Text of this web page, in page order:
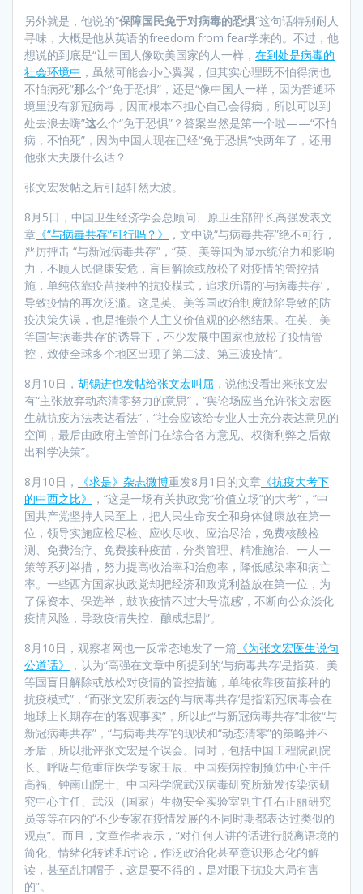
另外就是，他说的“保障国民免于对病毒的恐惧”这句话特别耐人
寻味，大概是他从英语的freedom from fear学来的。不过，他
想说的到底是“让中国人像欧美国家的人一样， 在到处是病毒的
社会环境中 ，虽然可能会小心翼翼，但其实心理既不怕得病也
不怕病死”那么个“免于恐惧”，还是“像中国人一样，因为普通环
境里没有新冠病毒，因而根本不担心自己会得病，所以可以到
处去浪去嗨”这么个“免于恐惧”？答案当然是第一个啦——“不怕
病，不怕死”，因为中国人现在已经“免于恐惧”快两年了，还用
他张大夫废什么话？
张文宏发帖之后引起轩然大波。
8月5日，中国卫生经济学会总顾问、原卫生部部长高强发表文
章 《“与病毒共存”可行吗？》
，文中说“与病毒共存”绝不可行，
严厉抨击 “与新冠病毒共存”，“英、美等国为显示统治力和影响
力，不顾人民健康安危，盲目解除或放松了对疫情的管控措
施，单纯依靠疫苗接种的抗疫模式，追求所谓的‘与病毒共存’，
导致疫情的再次泛滥。这是英、美等国政治制度缺陷导致的防
疫决策失误，也是推崇个人主义价值观的必然结果。在英、美
等国‘与病毒共存’的诱导下，不少发展中国家也放松了疫情管
控，致使全球多个地区出现了第二波、第三波疫情”。
8月10日， 胡锡进也发帖给张文宏叫屈 ，说他没看出来张文宏
有“主张放弃动态清零努力的意思”，“舆论场应当允许张文宏医
生就抗疫方法表达看法”，“社会应该给专业人士充分表达意见的
空间，最后由政府主管部门在综合各方意见、权衡利弊之后做
出科学决策”。
8月10日，
《求是》杂志微博重发8月1日的文章 《抗疫大考下
的中西之比》
，“这是一场有关执政党“价值立场”的大考“，”中
国共产党坚持人民至上，把人民生命安全和身体健康放在第一
位，领导实施应检尽检、应收尽收、应治尽治，免费核酸检
测、免费治疗、免费接种疫苗，分类管理、精准施治、一人一
策等系列举措，努力提高收治率和治愈率，降低感染率和病亡
率。一些西方国家执政党却把经济和政党利益放在第一位，为
了保资本、保选举，鼓吹疫情不过’大号流感’，不断向公众淡化
疫情风险，导致疫情失控、酿成悲剧”。
8月10日，观察者网也一反常态地发了一篇 《为张文宏医生说句
公道话》
，认为“高强在文章中所提到的‘与病毒共存’是指英、美
等国盲目解除或放松对疫情的管控措施，单纯依靠疫苗接种的
抗疫模式”，“而张文宏所表达的‘与病毒共存’是指‘新冠病毒会在
地球上长期存在’的客观事实”，所以此“与新冠病毒共存”非彼“与
新冠病毒共存”，“与病毒共存”的现状和“动态清零”的策略并不
矛盾，所以批评张文宏是个误会。同时，包括中国工程院副院
长、呼吸与危重症医学专家王辰、中国疾病控制预防中心主任
高福、钟南山院士、中国科学院武汉病毒研究所新发传染病研
究中心主任、武汉（国家）生物安全实验室副主任石正丽研究
员等等在内的“不少专家在疫情发展的不同时期都表达过类似的
观点”。而且，文章作者表示，“对任何人讲的话进行脱离语境的
简化、情绪化转述和讨论，作泛政治化甚至意识形态化的解
读，甚至乱扣帽子，这是要不得的，是对眼下抗疫大局有害
的”。